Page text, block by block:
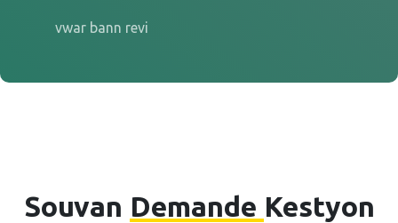
vwar bann revi
Souvan Demande Kestyon